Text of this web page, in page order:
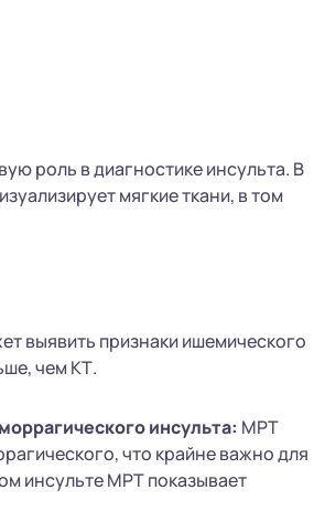
роль в диагностике инсульта. В
мягкие ткани, в том
выявить признаки ишемического
чем КТ.
инсульта: МРТ
что крайне важно для
инсульте МРТ показывает